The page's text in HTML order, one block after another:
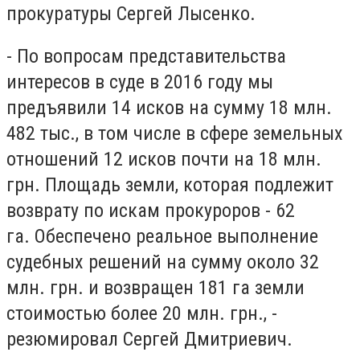
прокуратуры Сергей Лысенко.
- По вопросам представительства
интересов в суде в 2016 году мы
предъявили 14 исков на сумму 18 млн.
482 тыс., в том числе в сфере земельных
отношений 12 исков почти на 18 млн.
грн. Площадь земли, которая подлежит
возврату по искам прокуроров - 62
га. Обеспечено реальное выполнение
судебных решений на сумму около 32
млн. грн. и возвращен 181 га земли
стоимостью более 20 млн. грн., -
резюмировал Сергей Дмитриевич.